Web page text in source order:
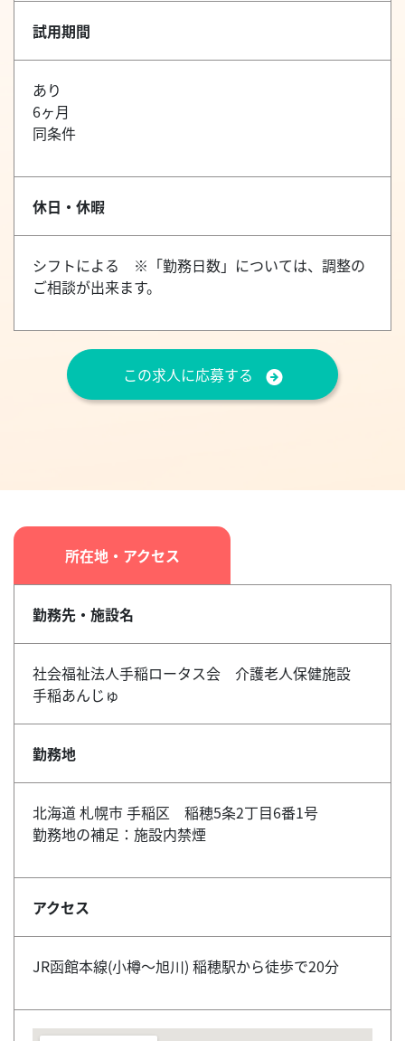
試用期間
あり
6ヶ月
同条件
休日・休暇
シフトによる ※「勤務日数」については、調整の
ご相談が出来ます。
この求人に応募する
所在地・アクセス
勤務先・施設名
社会福祉法人手稲ロータス会 介護老人保健施設
手稲あんじゅ
勤務地
北海道 札幌市 手稲区 稲穂5条2丁目6番1号
勤務地の補足：施設内禁煙
アクセス
JR函館本線(小樽～旭川) 稲穂駅から徒歩で20分